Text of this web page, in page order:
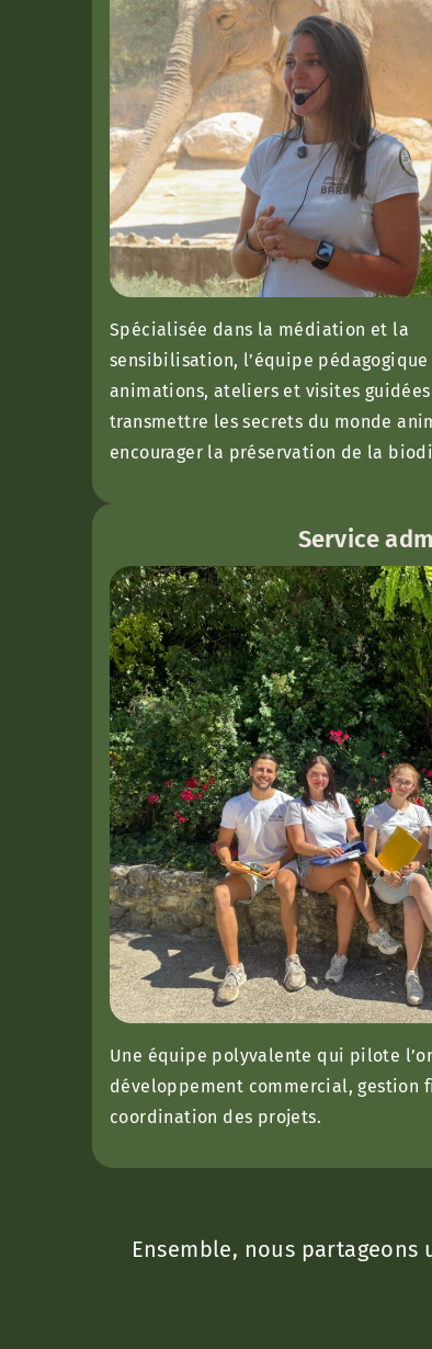
Spécialisée dans la médiation et la
sensibilisation, l’équipe pédagogique
animations, ateliers et visites
transmettre les secrets du monde
encourager la préservation de la
Service
Une équipe polyvalente qui pilote
développement commercial, gestion
coordination des projets.
Ensemble, nous